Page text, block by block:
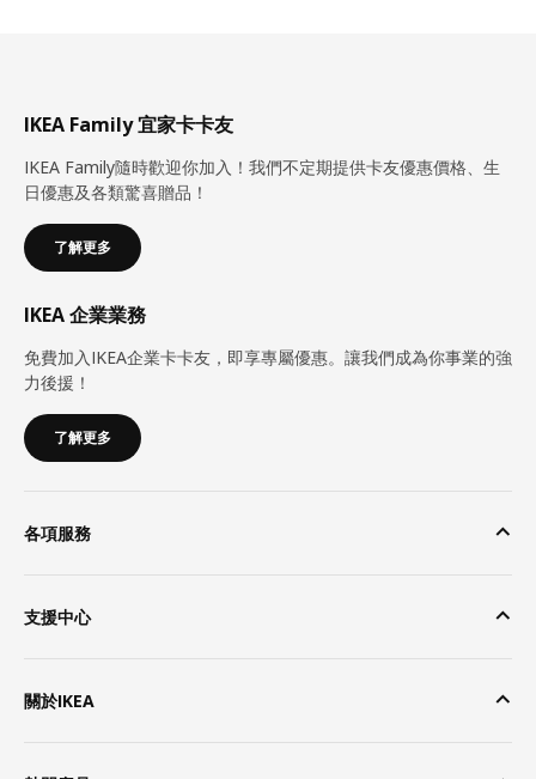
IKEA Family 宜家卡卡友
IKEA Family隨時歡迎你加入！我們不定期提供卡友優惠價格、生
日優惠及各類驚喜贈品！
了解更多
IKEA 企業業務
免費加入IKEA企業卡卡友，即享專屬優惠。讓我們成為你事業的強
力後援！
了解更多
各項服務
支援中心
關於IKEA